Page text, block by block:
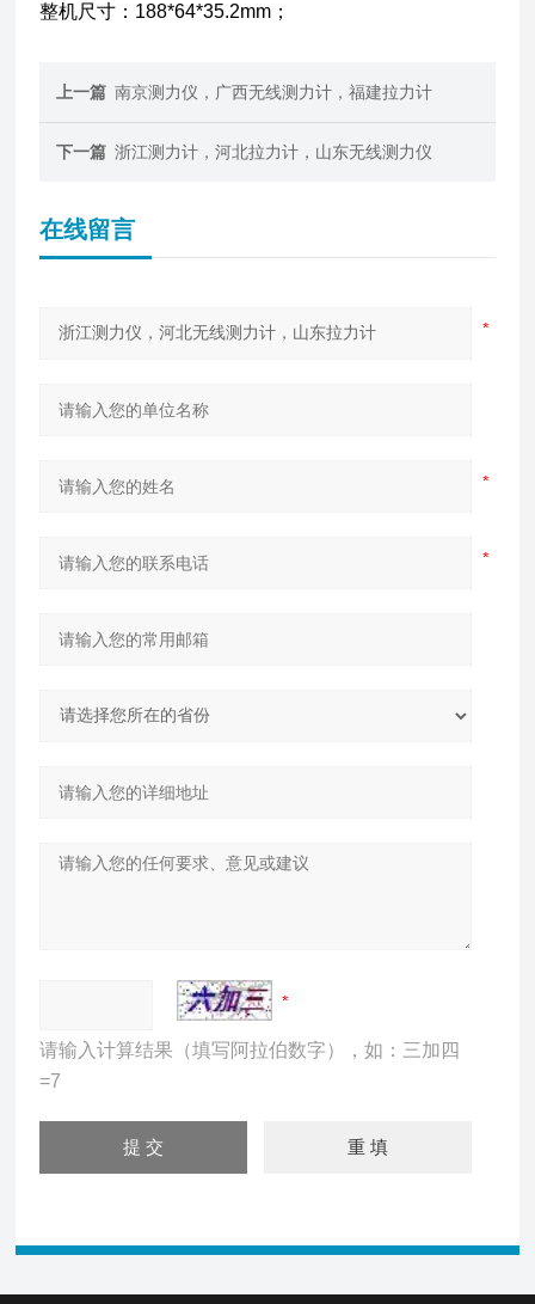
整机尺寸：188*64*35.2mm；
上一篇 南京测力仪，广西无线测力计，福建拉力计
下一篇 浙江测力计，河北拉力计，山东无线测力仪
在线留言
请输入计算结果（填写阿拉伯数字），如：三加四
=7